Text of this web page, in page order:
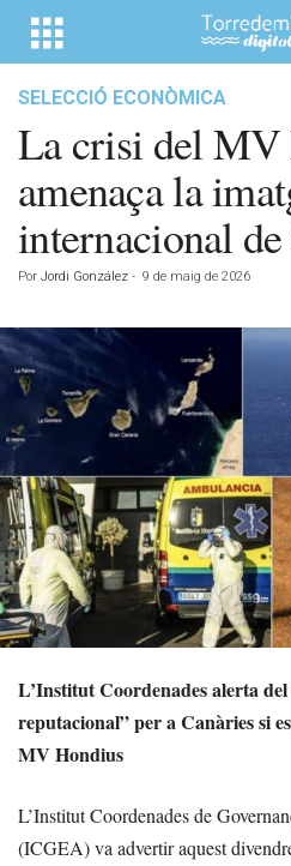
SELECCIÓ ECONÒMICA
La crisi del MV
amenaça la
internacional
Por Jordi González - 9 de maig de 2026
L’Institut Coordenades alerta del
reputacional” per a Canàries si
MV Hondius
L’Institut Coordenades de
(ICGEA) va advertir aquest